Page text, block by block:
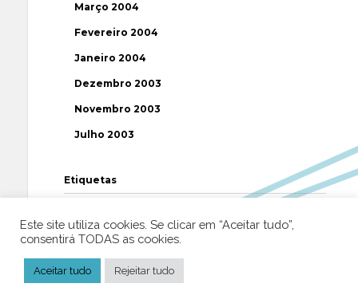
Março 2004
Fevereiro 2004
Janeiro 2004
Dezembro 2003
Novembro 2003
Julho 2003
Etiquetas
AAP ABUSOS ATEÍSMO BIBLIA
BISPO BRASIL CATOLICISMO
CIÊNCIA CRISTIANISMO
Este site utiliza cookies. Se clicar em “Aceitar tudo”,
consentirá TODAS as cookies.
Aceitar tudo Rejeitar tudo